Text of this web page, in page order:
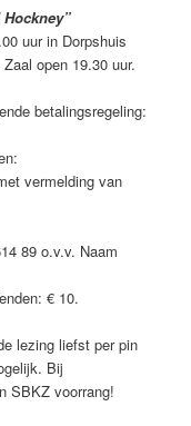
uur in Dorpshuis
open 19.30 uur.
betalingsregeling:
vermelding van
89 o.v.v. Naam
€ 10.
lezing liefst per pin
Bij
SBKZ voorrang!